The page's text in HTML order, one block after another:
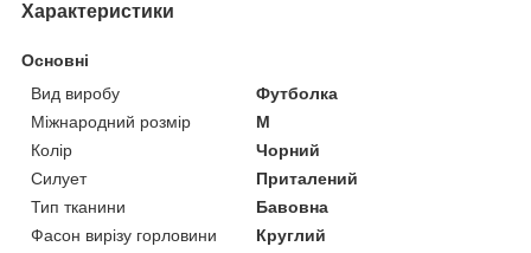
Характеристики
Основні
Вид виробу
Футболка
Міжнародний розмір
M
Колір
Чорний
Силует
Приталений
Тип тканини
Бавовна
Фасон вирізу горловини
Круглий